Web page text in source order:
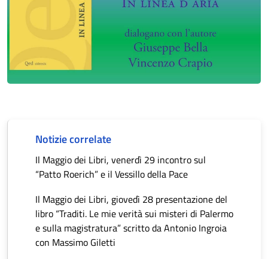
Notizie correlate
Il Maggio dei Libri, venerdì 29 incontro sul
“Patto Roerich” e il Vessillo della Pace
Il Maggio dei Libri, giovedì 28 presentazione del
libro “Traditi. Le mie verità sui misteri di Palermo
e sulla magistratura” scritto da Antonio Ingroia
con Massimo Giletti